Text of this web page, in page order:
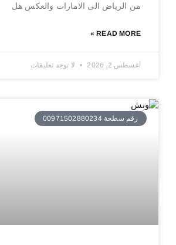
من الرياض الى الامارات والعكس هل
READ MORE »
أغسطس 2, 2026 لا توجد تعليقات
رقم سطحة 00971502880234